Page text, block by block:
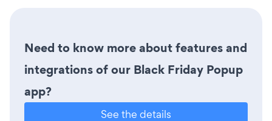
Need to know more about features and
integrations of our Black Friday Popup
app?
See the details